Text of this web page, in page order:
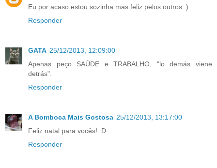
Eu por acaso estou sozinha mas feliz pelos outros :)
Responder
GATA 25/12/2013, 12:09:00
Apenas peço SAÚDE e TRABALHO, "lo demás viene
detrás".
Responder
A Bomboca Mais Gostosa 25/12/2013, 13:17:00
Feliz natal para vocês! :D
Responder